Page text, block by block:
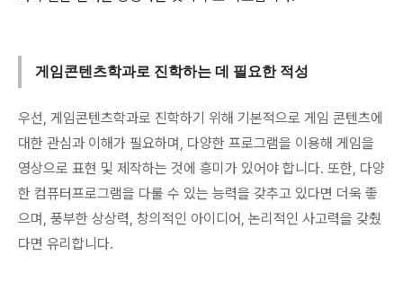
게임콘텐츠학과로 진학하는 데 필요한 적성
우선, 게임콘텐츠학과로 진학하기 위해 기본적으로 게임 콘텐츠에
대한 관심과 이해가 필요하며, 다양한 프로그램을 이용해 게임을
영상으로 표현 및 제작하는 것에 흥미가 있어야 합니다. 또한, 다양
한 컴퓨터프로그램을 다룰 수 있는 능력을 갖추고 있다면 더욱 좋
으며, 풍부한 상상력, 창의적인 아이디어, 논리적인 사고력을 갖췄
다면 유리합니다.